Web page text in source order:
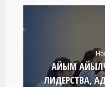
АЙЫМ
ЛИДЕРСТВА,